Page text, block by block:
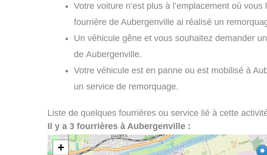
Votre voiture n’est plus à l’emplacement où
fourrière de Aubergenville ai réalisé un
Un véhicule gêne et vous souhaitez demander
de Aubergenville.
Votre véhicule est en panne ou est mobilisé à
un service de remorquage.
Liste de quelques fourrières ou service lié à cette
Il y a 3 fourrières à Aubergenville :
+